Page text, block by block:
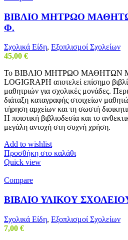
ΒΙΒΛΙΟ ΜΗΤΡΩΟ
Φ.
Σχολικά Είδη, Εξοπλισμοί Σχολείων
45,00 €
Το ΒΙΒΛΙΟ ΜΗΤΡΩΟ ΜΑΘΗΤΩΝ
LOGIGRAPH αποτελεί επίσημο
μαθητριών για σχολικές μονάδες.
διάταξη καταγραφής στοιχείων
τήρηση αρχείων και τη σωστή
Η ποιοτική βιβλιοδεσία και το
μεγάλη αντοχή στη συχνή χρήση.
Add to wishlist
Προσθήκη στο καλάθι
Quick view
Compare
ΒΙΒΛΙΟ ΥΛΙΚΟΥ
Σχολικά Είδη, Εξοπλισμοί Σχολείων
7,00 €